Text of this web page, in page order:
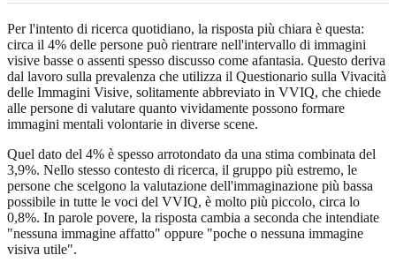
Per l'intento di ricerca quotidiano, la risposta più chiara è questa:
circa il 4% delle persone può rientrare nell'intervallo di immagini
visive basse o assenti spesso discusso come afantasia. Questo deriva
dal lavoro sulla prevalenza che utilizza il Questionario sulla Vivacità
delle Immagini Visive, solitamente abbreviato in VVIQ, che chiede
alle persone di valutare quanto vividamente possono formare
immagini mentali volontarie in diverse scene.
Quel dato del 4% è spesso arrotondato da una stima combinata del
3,9%. Nello stesso contesto di ricerca, il gruppo più estremo, le
persone che scelgono la valutazione dell'immaginazione più bassa
possibile in tutte le voci del VVIQ, è molto più piccolo, circa lo
0,8%. In parole povere, la risposta cambia a seconda che intendiate
"nessuna immagine affatto" oppure "poche o nessuna immagine
visiva utile".